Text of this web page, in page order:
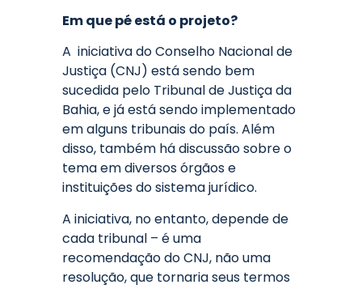
Em que pé está o projeto?
A iniciativa do Conselho Nacional de
Justiça (CNJ) está sendo bem
sucedida pelo Tribunal de Justiça da
Bahia, e já está sendo implementado
em alguns tribunais do país. Além
disso, também há discussão sobre o
tema em diversos órgãos e
instituições do sistema jurídico.
A iniciativa, no entanto, depende de
cada tribunal – é uma
recomendação do CNJ, não uma
resolução, que tornaria seus termos